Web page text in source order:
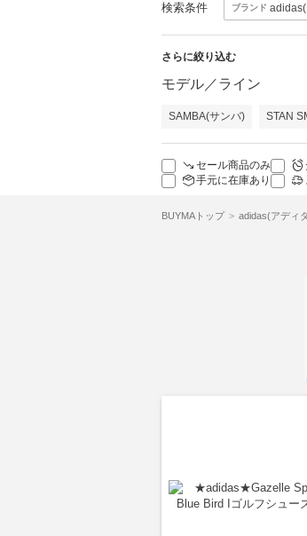
検索条件 ブランド
さらに絞り込む
モデル／ライン
SAMBA(サンバ) STAN
セール商品のみ
手元に在庫あり
BUYMAトップ adidas(アディ